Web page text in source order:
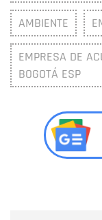
AMBIENTE
EMPRESA DE
BOGOTÁ ESP